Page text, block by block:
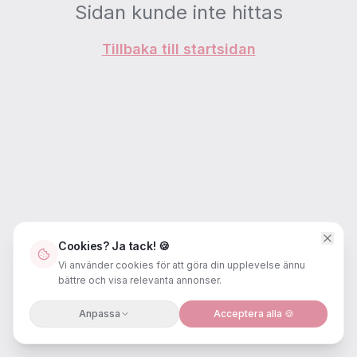
Sidan kunde inte hittas
Tillbaka till startsidan
Cookies? Ja tack! 🍪
Vi använder cookies för att göra din upplevelse ännu
bättre och visa relevanta annonser.
Anpassa Acceptera alla 🍪